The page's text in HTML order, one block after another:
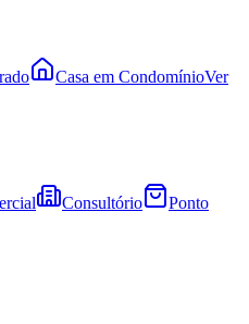
Casa em CondomínioVer
Consultório
Ponto